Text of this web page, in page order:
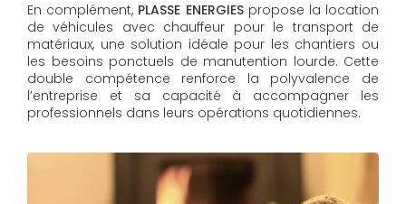
En complément, PLASSE ENERGIESpropose la location
de véhicules avec chauffeur pour le transport de
matériaux, une solution idéale pour les chantiers ou
les besoins ponctuels de manutention lourde. Cette
double compétence renforce la polyvalence de
l’entreprise et sa capacité à accompagner les
professionnels dans leurs opérations quotidiennes.